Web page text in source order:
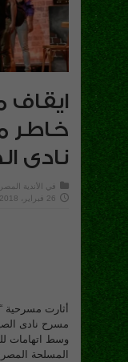
خاطر
نادى
في الأندية
26 فبراير، 2018
أثارت مسرحية “
مسرح نادى
وسط اتهامات
المسلحة